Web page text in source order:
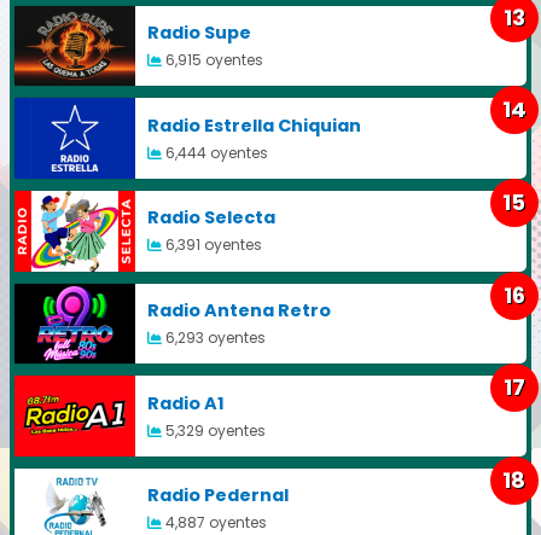
Radio Supe
6,915 oyentes
13
Radio Estrella Chiquian
6,444 oyentes
14
Radio Selecta
6,391 oyentes
15
Radio Antena Retro
6,293 oyentes
16
Radio A1
5,329 oyentes
17
Radio Pedernal
4,887 oyentes
18